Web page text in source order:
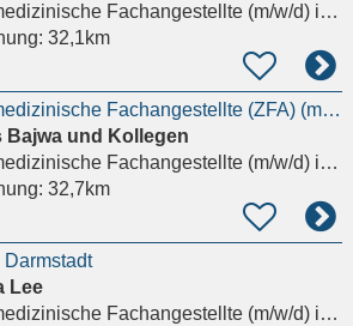
Fachangestellte (m/w/d)in Eschborn
32,1km
Zahnmedizinische Fachangestellte (ZFA) (m/w/d) mit Erfahrung in der Prophylaxe
Bajwa und Kollegen
Fachangestellte (m/w/d)in Frankfurt am Main
32,7km
Darmstadt
Lee
Fachangestellte (m/w/d)in Darmstadt